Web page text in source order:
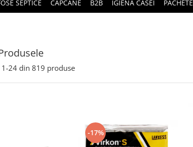
SEPTICE CAPCANE B2B IGIENA CASEI PACHETE
1-24 din 819 produse
-17%